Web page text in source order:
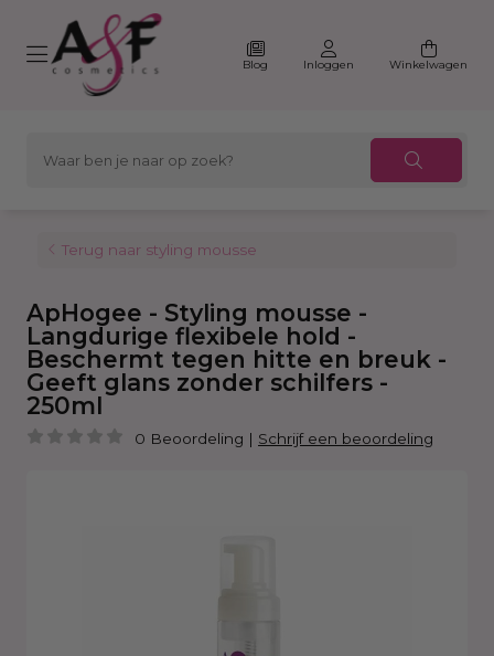
Blog Inloggen Winkelwagen
Terug naar styling mousse
ApHogee - Styling mousse -
Langdurige flexibele hold -
Beschermt tegen hitte en breuk -
Geeft glans zonder schilfers -
250ml
0 Beoordeling | Schrijf een beoordeling